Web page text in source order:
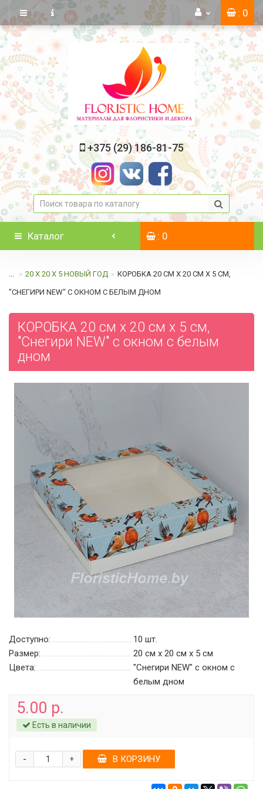
: 0
+375 (29) 186-81-75
Каталог : 0
... 20 Х 20 Х 5 НОВЫЙ ГОД КОРОБКА 20 СМ Х 20 СМ Х 5 СМ,
"СНЕГИРИ NEW" С ОКНОМ C БЕЛЫМ ДНОМ
КОРОБКА 20 см х 20 см х 5 см,
"Снегири NEW" с окном c белым
дном
Доступно: 10 шт.
Размер:
20 см х 20 см х 5 см
Цвета:
"Снегири NEW" с окном c
белым дном
5.00 р.
Есть в наличии
+
- В КОРЗИНУ